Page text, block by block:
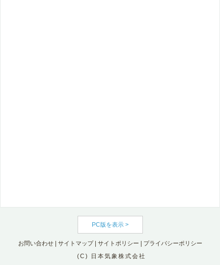
PC版を表示 >
お問い合わせ| サイトマップ| サイトポリシー
プライバシーポリシー
(C) 日本気象株式会社